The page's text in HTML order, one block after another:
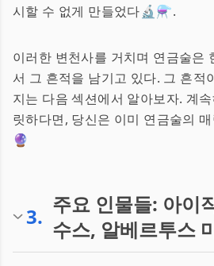
시할 수 없게 만들었다🔬⚗️.
이러한 변천사를 거치며 연금술은
서 그 흔적을 남기고 있다. 그 흔적
지는 다음 섹션에서 알아보자. 계
릿하다면, 당신은 이미 연금술의
🔮
3. 주요 인물들: 아이
수스, 알베르투스